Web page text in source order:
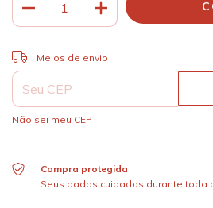
Entregas para o CEP:
Meios de envio
Não sei meu CEP
Compra protegida
Seus dados cuidados durante toda